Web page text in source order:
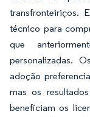
transfronteiriços.
técnico para
que
personalizadas.
adoção
mas os
beneficiam os